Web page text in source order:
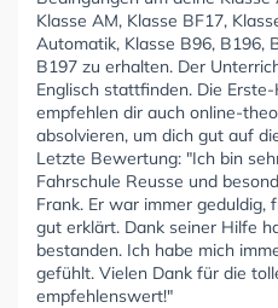
Klasse AM, Klasse BF17,
Automatik, Klasse B96, B196,
B197 zu erhalten. Der
Englisch stattfinden. Die
empfehlen dir auch online-
absolvieren, um dich gut auf
Letzte Bewertung: "Ich bin
Fahrschule Reusse und
Frank. Er war immer geduldig,
gut erklärt. Dank seiner Hilfe
bestanden. Ich habe mich
gefühlt. Vielen Dank für die
empfehlenswert!"